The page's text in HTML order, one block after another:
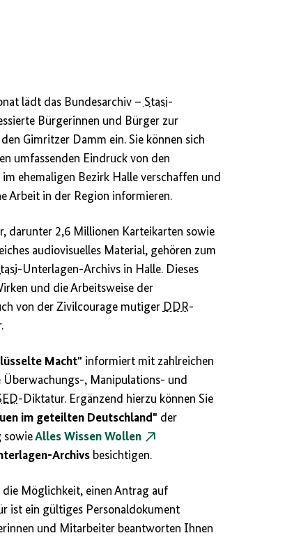
lädt das Bundesarchiv – Stasi-
Bürgerinnen und Bürger zur
Gimritzer Damm ein. Sie können sich
umfassenden Eindruck von den
im ehemaligen Bezirk Halle verschaffen und
Arbeit in der Region informieren.
darunter 2,6 Millionen Karteikarten sowie
audiovisuelles Material, gehören zum
-Unterlagen-Archivs in Halle. Dieses
und die Arbeitsweise der
von der Zivilcourage mutiger DDR-
Macht" informiert mit zahlreichen
Überwachungs-, Manipulations- und
-Diktatur. Ergänzend hierzu können Sie
im geteilten Deutschland" der
sowieAlles Wissen Wollen
Archivs besichtigen.
die Möglichkeit, einen Antrag auf
ist ein gültiges Personaldokument
und Mitarbeiter beantworten Ihnen